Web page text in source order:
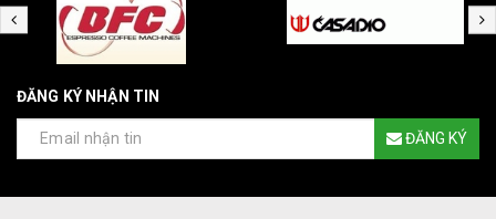
ĐĂNG KÝ NHẬN TIN
ĐĂNG KÝ